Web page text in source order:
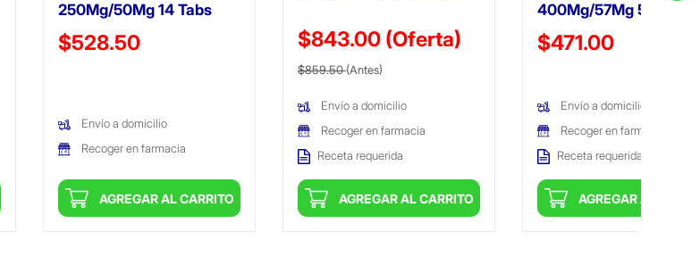
250Mg/50Mg 14 Tabs
Precio reducido de
$528.50
Envío a domicilio
Recoger en farmacia
AGREGAR AL CARRITO
$843.00 (Oferta)
Precio reducido de
$859.50(Antes)
Envío a domicilio
Recoger en farmacia
Receta requerida
AGREGAR AL CARRITO
400Mg/57Mg 50Ml
Precio reducido de
$471.00
Envío a domicilio
Recoger en farmacia
Receta requerida
AGREGAR AL